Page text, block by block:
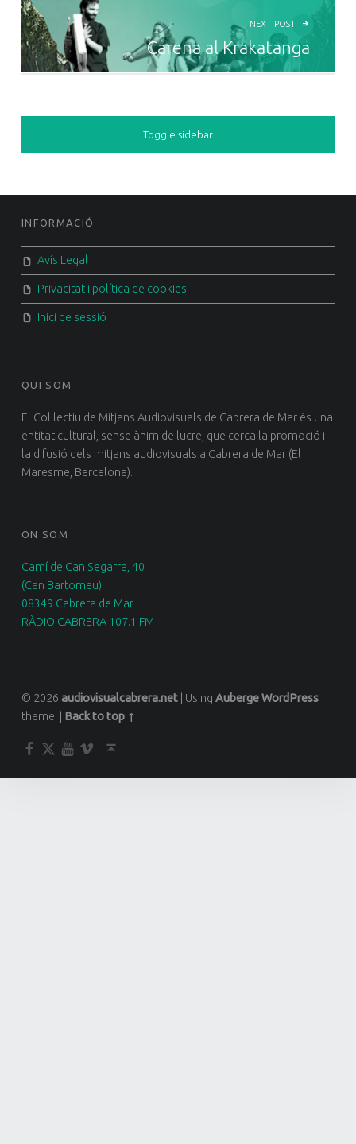
NEXT POST
Carena al Krakatanga
SIDEBAR
Toggle sidebar
FOOTER SIDEBAR
INFORMACIÓ
Avís Legal
Privacitat i política de cookies.
Inici de sessió
QUI SOM
El Col·lectiu de Mitjans Audiovisuals de Cabrera de Mar és una
entitat cultural, sense ànim de lucre, que cerca la promoció i
la difusió dels mitjans audiovisuals a Cabrera de Mar (El
Maresme, Barcelona).
ON SOM
Camí de Can Segarra, 40
(Can Bartomeu)
08349 Cabrera de Mar
RÀDIO CABRERA 107.1 FM
© 2026 audiovisualcabrera.net Using AubergeWordPress
theme.
Back to top ↑
Facebook
TwitterYouTube
Vimeo